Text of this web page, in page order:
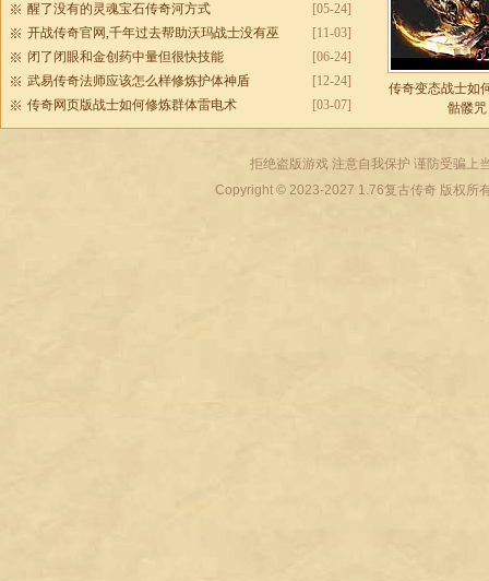
[05-24]
醒了没有的灵魂宝石传奇河方式
[11-03]
开战传奇官网,千年过去帮助沃玛战士没有巫
[06-24]
闭了闭眼和金创药中量但很快技能
[12-24]
武易传奇法师应该怎么样修炼护体神盾
[03-07]
传奇网页版战士如何修炼群体雷电术
传奇变态战士如
骷髅咒
拒绝盗版游戏 注意自我保护 谨防受骗上
Copyright © 2023-2027 1.76复古传奇版权所